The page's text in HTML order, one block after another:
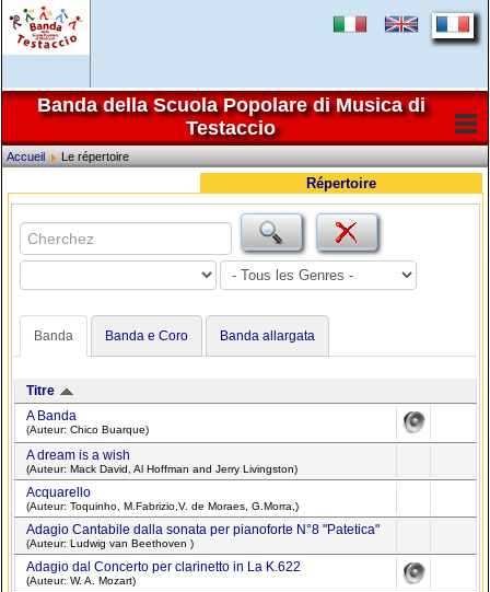
Banda della Scuola Popolare di Musica di
Testaccio
Accueil Le répertoire
Répertoire
Banda Banda e Coro Banda allargata
Titre
A Banda
(Auteur: Chico Buarque)
A dream is a wish
(Auteur: Mack David, Al Hoffman and Jerry Livingston)
Acquarello
(Auteur: Toquinho, M.Fabrizio,V. de Moraes, G.Morra,)
Adagio Cantabile dalla sonata per pianoforte N°8 "Patetica"
(Auteur: Ludwig van Beethoven )
Adagio dal Concerto per clarinetto in La K.622
(Auteur: W. A. Mozart)